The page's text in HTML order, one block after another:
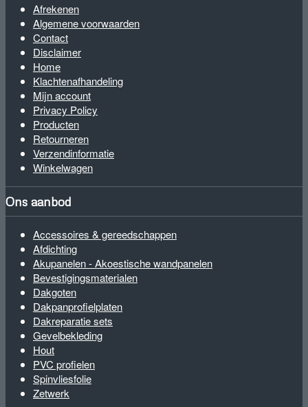
Afrekenen
Algemene voorwaarden
Contact
Disclaimer
Home
Klachtenafhandeling
Mijn account
Privacy Policy
Producten
Retourneren
Verzendinformatie
Winkelwagen
Ons aanbod
Accessoires & gereedschappen
Afdichting
Akupanelen - Akoestische wandpanelen
Bevestigingsmaterialen
Dakgoten
Dakpanprofielplaten
Dakreparatie sets
Gevelbekleding
Hout
PVC profielen
Spinvliesfolie
Zetwerk